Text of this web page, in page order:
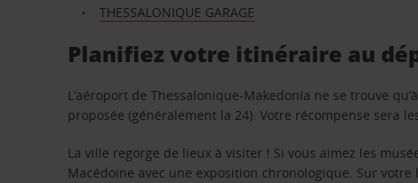
THESSALONIQUE GARAGE
Planifiez votre itinéraire au
L’aéroport de Thessalonique-Makedonía ne se trouve
proposée (généralement la 24). Votre récompense sera
La ville regorge de lieux à visiter ! Si vous aimez les
Macédoine avec une exposition chronologique. Sur